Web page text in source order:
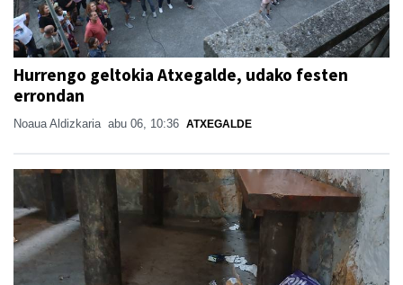
Hurrengo geltokia Atxegalde, udako festen
errondan
Noaua Aldizkaria abu 06, 10:36 ATXEGALDE